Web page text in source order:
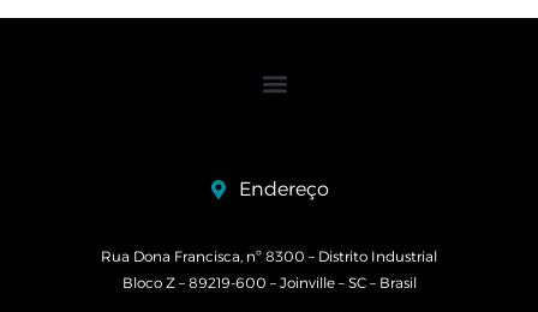
Endereço
Rua Dona Francisca, nº 8300 – Distrito Industrial
Bloco Z – 89219-600 – Joinville – SC – Brasil